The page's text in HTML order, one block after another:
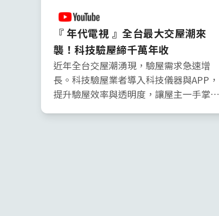
『 年代電視 』全台最大交屋潮來
襲！科技驗屋締千萬年收
近年全台交屋潮湧現，驗屋需求急速增
長。科技驗屋業者導入科技儀器與APP，
提升驗屋效率與透明度，讓屋主一手掌握